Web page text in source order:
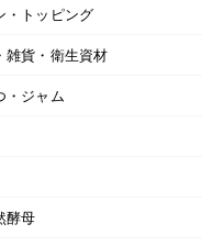
・トッピング
雑貨・衛生資材
・ジャム
酵母